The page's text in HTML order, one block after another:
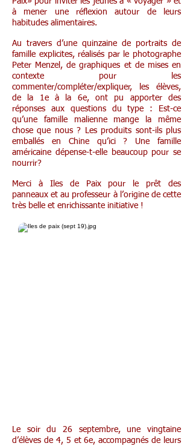
à mener une réflexion autour de leurs
habitudes alimentaires.
Au travers d’une quinzaine de portraits de
famille explicites, réalisés par le photographe
Peter Menzel, de graphiques et de mises en
contexte pour les
commenter/compléter/expliquer, les élèves,
de la 1e à la 6e, ont pu apporter des
réponses aux questions du type : Est-ce
qu’une famille malienne mange la même
chose que nous ? Les produits sont-ils plus
emballés en Chine qu’ici ? Une famille
américaine dépense-t-elle beaucoup pour se
nourrir?
Merci à Iles de Paix pour le prêt des
panneaux et au professeur à l’origine de cette
très belle et enrichissante initiative !
Le soir du 26 septembre, une vingtaine
d’élèves de 4, 5 et 6e, accompagnés de leurs